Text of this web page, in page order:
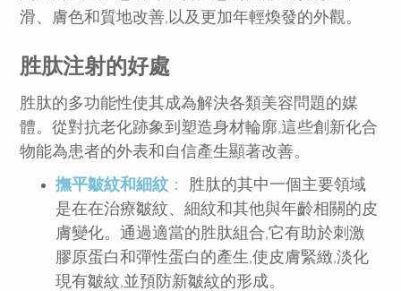
滑、膚色和質地改善,以及更加年輕煥發的外觀。
胜肽注射的好處
胜肽的多功能性使其成為解決各類美容問題的媒
體。從對抗老化跡象到塑造身材輪廓,這些創新化合
物能為患者的外表和自信產生顯著改善。
撫平皺紋和細紋 ： 胜肽的其中一個主要領域
是在在治療皺紋、細紋和其他與年齡相關的皮
膚變化。通過適當的胜肽組合,它有助於刺激
膠原蛋白和彈性蛋白的產生,使皮膚緊緻,淡化
現有皺紋,並預防新皺紋的形成。